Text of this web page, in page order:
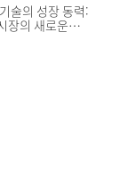
술의 성장 동력:
장의 새로운